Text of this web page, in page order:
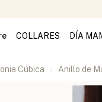
COLLARES DÍA
Cúbica Anillo de